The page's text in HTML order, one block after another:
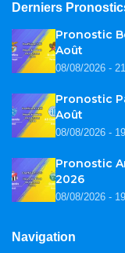
Derniers
Pronostic
Août
08/08/2026 -
Pronostic
Août
08/08/2026 -
Pronostic
2026
08/08/2026 -
Navigation